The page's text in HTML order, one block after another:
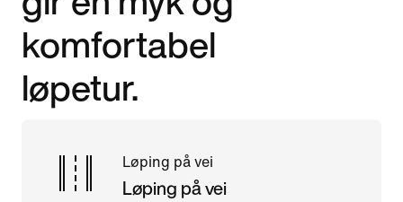
komfortabel
løpetur.
Løping på vei
Løping på vei